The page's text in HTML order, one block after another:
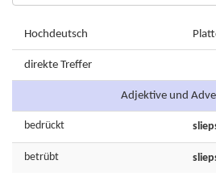
Hochdeutsch
direkte Treffer
Adjektive und
bedrückt
betrübt